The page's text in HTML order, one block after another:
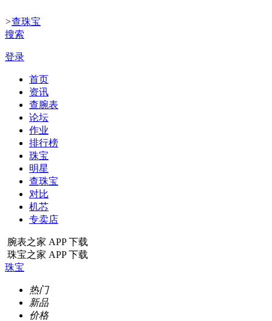
>查珠宝
搜索
登录
首页
资讯
查腕表
论坛
作业
排行榜
珠宝
明星
查珠宝
对比
机芯
专卖店
腕表之家 APP 下载
珠宝之家 APP 下载
珠宝
热门
新品
价格